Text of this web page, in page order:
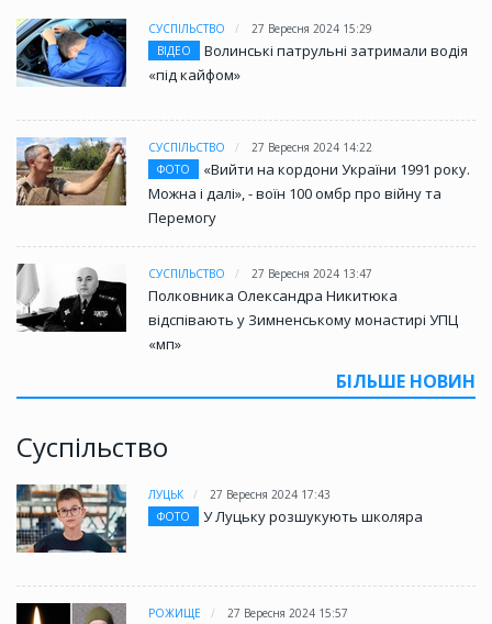
СУСПІЛЬСТВО
27 Вересня 2024 15:29
ВІДЕО
Волинські патрульні затримали водія
«під кайфом»
СУСПІЛЬСТВО
27 Вересня 2024 14:22
ФОТО
«Вийти на кордони України 1991 року.
Можна і далі», - воїн 100 омбр про війну та
Перемогу
СУСПІЛЬСТВО 27 Вересня 2024 13:47
Полковника Олександра Никитюка
відспівають у Зимненському монастирі УПЦ
«мп»
БІЛЬШЕ НОВИН
Суспільство
ЛУЦЬК
27 Вересня 2024 17:43
ФОТО
У Луцьку розшукують школяра
РОЖИЩЕ 27 Вересня 2024 15:57